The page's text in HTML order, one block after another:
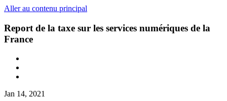
Aller au contenu principal
Report de la taxe sur les services numériques de la
France
Jan 14, 2021